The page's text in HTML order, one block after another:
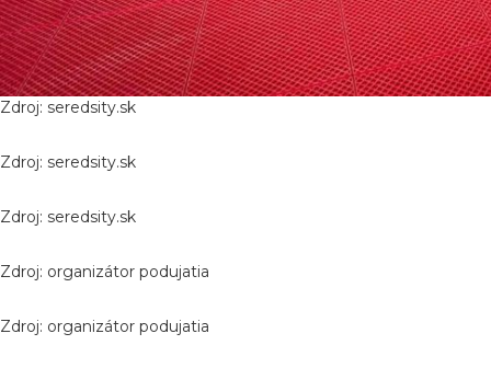
Zdroj: seredsity.sk
Zdroj: seredsity.sk
Zdroj: seredsity.sk
Zdroj: organizátor podujatia
Zdroj: organizátor podujatia